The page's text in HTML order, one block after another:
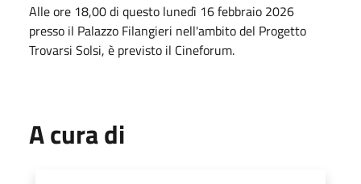
Alle ore 18,00 di questo lunedì 16 febbraio 2026
presso il Palazzo Filangieri nell'ambito del Progetto
Trovarsi Solsi, è previsto il Cineforum.
A cura di